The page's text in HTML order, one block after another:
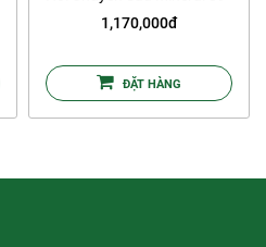
75ml
1,170,000đ
ĐẶT HÀNG